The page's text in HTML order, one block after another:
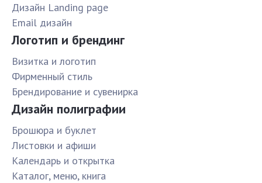
Дизайн Landing page
Email дизайн
Логотип и брендинг
Визитка и логотип
Фирменный стиль
Брендирование и сувенирка
Дизайн полиграфии
Брошюра и буклет
Листовки и афиши
Календарь и открытка
Каталог, меню, книга